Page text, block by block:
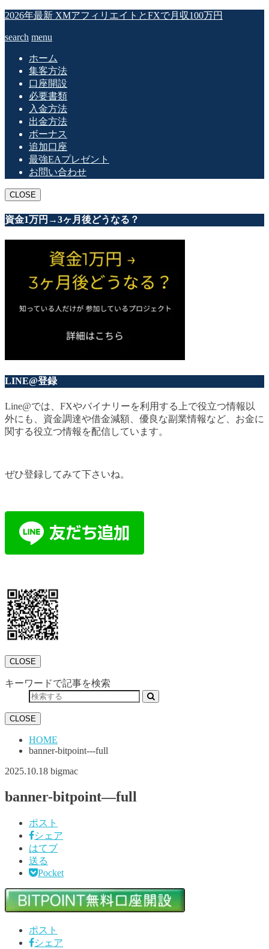
2026年最新 XMアフィリエイトとFXで月収100万円
search menu
ホーム
集客方法
口座開設
必要書類
入金方法
出金方法
ボーナス
追加口座
最強EAプレゼント
お問い合わせ
CLOSE
資金1万円→3ヶ月後どうなる？
LINE@登録
Line@では、FXやバイナリーを利用する上で役立つ情報以
外にも、資金調達や借金減額、優良な副業情報など、お金に
関する役立つ情報を配信しています。
ぜひ登録してみて下さいね。
CLOSE
キーワードで記事を検索
CLOSE
HOME
banner-bitpoint---full
2025.10.18 bigmac
banner-bitpoint—full
ポスト
シェア
はてブ
送る
Pocket
ポスト
シェア